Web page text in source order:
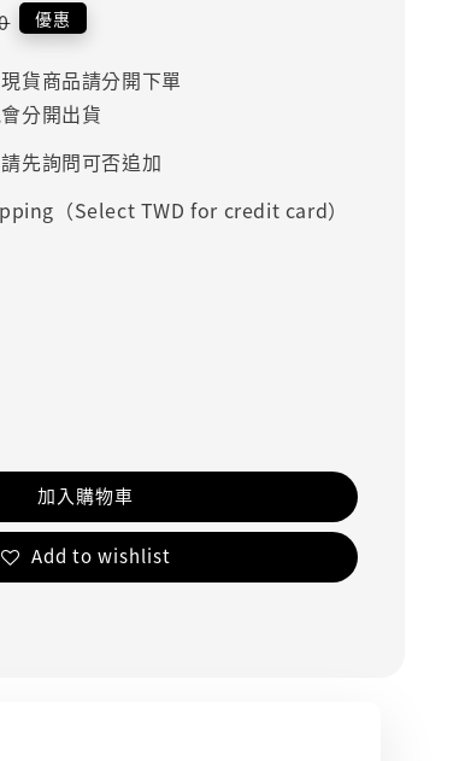
優惠
貨商品請分開下單
分開出貨
先詢問可否追加
（Select TWD for credit card）
加入購物車
Add to wishlist